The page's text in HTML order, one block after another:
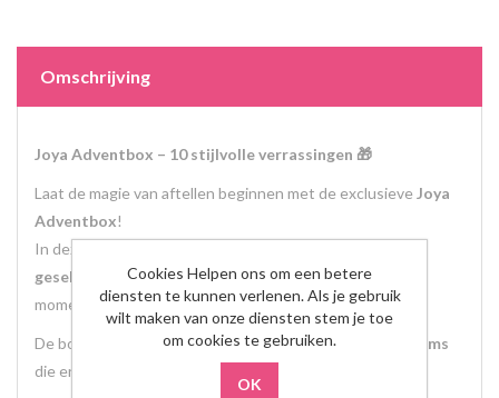
Omschrijving
Joya Adventbox – 10 stijlvolle verrassingen 🎁
Laat de magie van aftellen beginnen met de exclusieve Joya
Adventbox!
In deze prachtige box ontdek je
geselecteerde cadeautjes, ontworpen om elke dag een
moment van stijl en verwondering te brengen.
De box bevat een mix vanstijlvolle, exclusieve Joya-items
die enkel verkrijgbaar zijn via deze adventbox:
Cookies Helpen ons om een betere
diensten te kunnen verlenen. Als je gebruik
wilt maken van onze diensten stem je toe
om cookies te gebruiken.